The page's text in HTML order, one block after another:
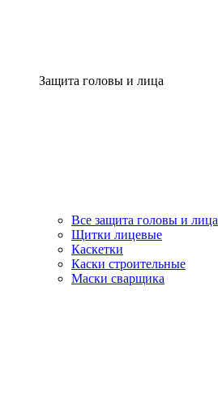
Защита головы и лица
Все защита головы и лица
Щитки лицевые
Каскетки
Каски строительные
Маски сварщика